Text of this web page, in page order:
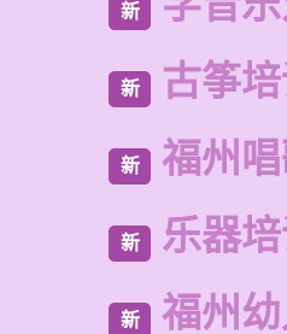
新
新 古筝
新 福州
新 乐器
新 福州